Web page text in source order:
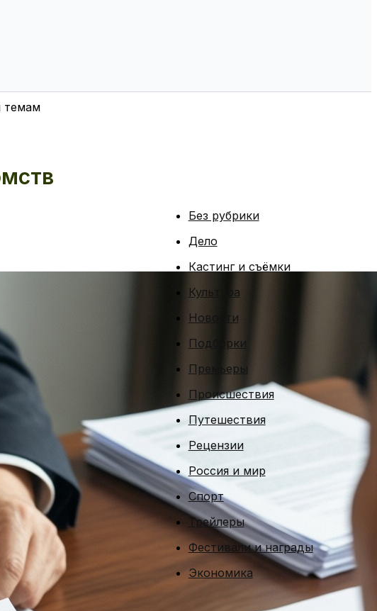
темам
Без рубрики
Дело
Кастинг и съёмки
Культура
Новости
Подборки
Премьеры
Происшествия
Путешествия
Рецензии
Россия и мир
Спорт
Трейлеры
Фестивали и награды
Экономика